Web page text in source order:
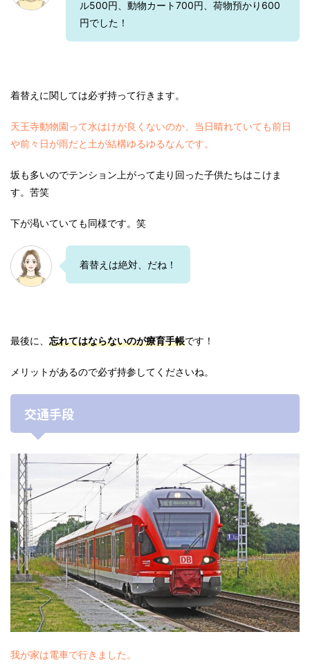
ル500円、動物カート700円、荷物預かり600
円でした！
着替えに関しては必ず持って行きます。
天王寺動物園って水はけが良くないのか、当日晴れていても前日
や前々日が雨だと土が結構ゆるゆるなんです。
坂も多いのでテンション上がって走り回った子供たちはこけま
す。苦笑
下が渇いていても同様です。笑
着替えは絶対、だね！
最後に、 忘れてはならないのが療育手帳です！
メリットがあるので必ず持参してくださいね。
交通手段
我が家は電車で行きました。